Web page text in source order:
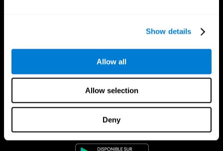
Show details
Allow all
Allow selection
Deny
App CogniFit